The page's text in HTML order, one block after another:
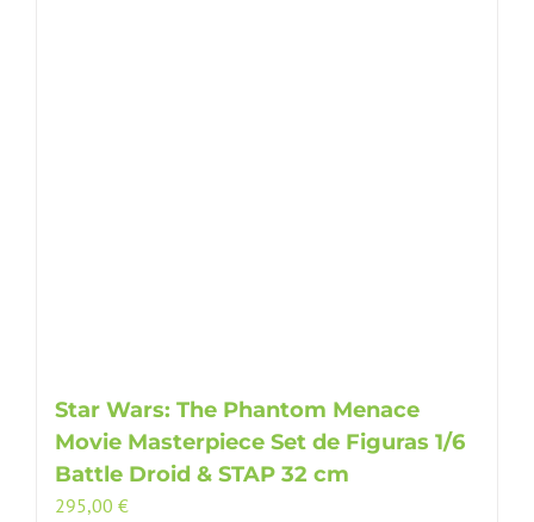
Star Wars: The Phantom Menace
Movie Masterpiece Set de Figuras 1/6
Battle Droid & STAP 32 cm
295,00 €